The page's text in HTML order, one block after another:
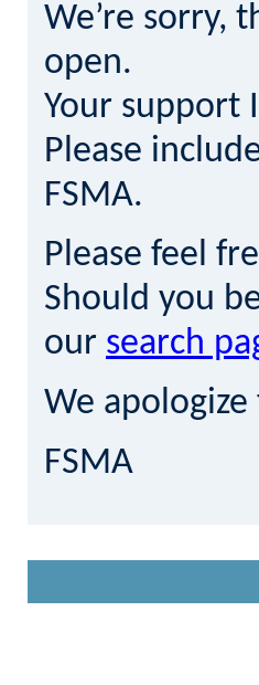
We’re sorry,
open.
Your support
Please
FSMA.
Please feel
Should you
our search
We
FSMA